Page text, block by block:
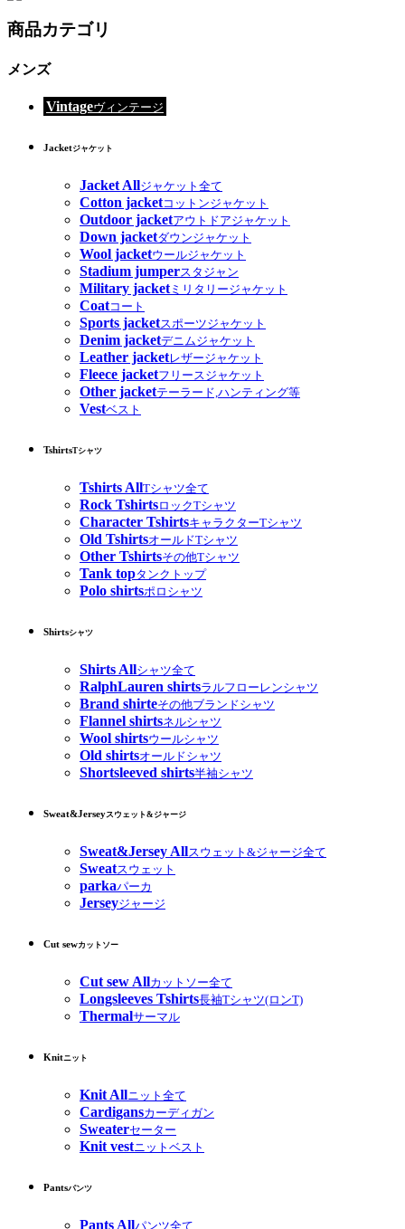
商品カテゴリ
メンズ
Vintageヴィンテージ
Jacketジャケット
Jacket Allジャケット全て
Cotton jacketコットンジャケット
Outdoor jacketアウトドアジャケット
Down jacketダウンジャケット
Wool jacketウールジャケット
Stadium jumperスタジャン
Military jacketミリタリージャケット
Coatコート
Sports jacketスポーツジャケット
Denim jacketデニムジャケット
Leather jacketレザージャケット
Fleece jacketフリースジャケット
Other jacketテーラード,ハンティング等
Vestベスト
TshirtsTシャツ
Tshirts AllTシャツ全て
Rock TshirtsロックTシャツ
Character TshirtsキャラクターTシャツ
Old TshirtsオールドTシャツ
Other Tshirtsその他Tシャツ
Tank topタンクトップ
Polo shirtsポロシャツ
Shirtsシャツ
Shirts Allシャツ全て
RalphLauren shirtsラルフローレンシャツ
Brand shirteその他ブランドシャツ
Flannel shirtsネルシャツ
Wool shirtsウールシャツ
Old shirtsオールドシャツ
Shortsleeved shirts半袖シャツ
Sweat&Jerseyスウェット&ジャージ
Sweat&Jersey Allスウェット&ジャージ全て
Sweatスウェット
parkaパーカ
Jerseyジャージ
Cut sewカットソー
Cut sew Allカットソー全て
Longsleeves Tshirts長袖Tシャツ(ロンT)
Thermalサーマル
Knitニット
Knit Allニット全て
Cardigansカーディガン
Sweaterセーター
Knit vestニットベスト
Pantsパンツ
Pants Allパンツ全て